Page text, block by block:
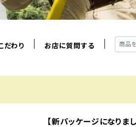
だわり お店に質問する
【新パッケージになり